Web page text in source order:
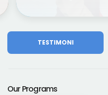
TESTIMONI
Our Programs